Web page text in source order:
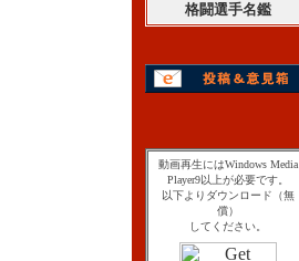
格闘選手名鑑
動画再生にはWindows Media
Player9以上が必要です。
以下よりダウンロード（無
償）
してください。